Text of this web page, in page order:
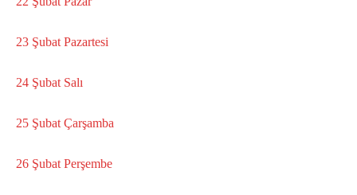
23 Şubat Pazartesi
24 Şubat Salı
25 Şubat Çarşamba
26 Şubat Perşembe